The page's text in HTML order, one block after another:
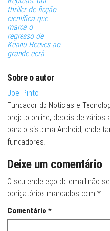
thriller de ficção
científica que
marca o
regresso de
Keanu Reeves ao
grande ecrã
Sobre o autor
Joel Pinto
Fundador do Noticias e
projeto online, depois de vários
para o sistema Android, onde
fundadores.
Deixe um comentário
O seu endereço de email não
obrigatórios marcados com *
Comentário *